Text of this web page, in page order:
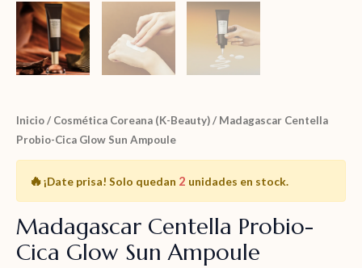
Inicio/ Cosmética Coreana (K-Beauty)/ Madagascar Centella
Probio-Cica Glow Sun Ampoule
🔥¡Date prisa! Solo quedan 2 unidades en stock.
Madagascar Centella Probio-
Cica Glow Sun Ampoule